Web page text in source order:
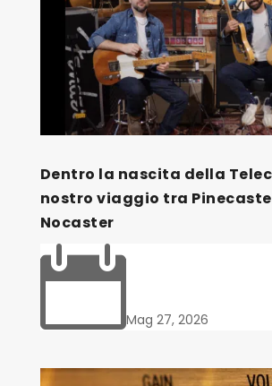
Dentro la nascita della
nostro viaggio tra
Nocaster
Mag 27, 2026